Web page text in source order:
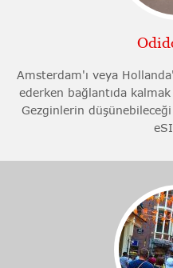
Amsterdam'ı veya
ederken bağlantıda
Gezginlerin